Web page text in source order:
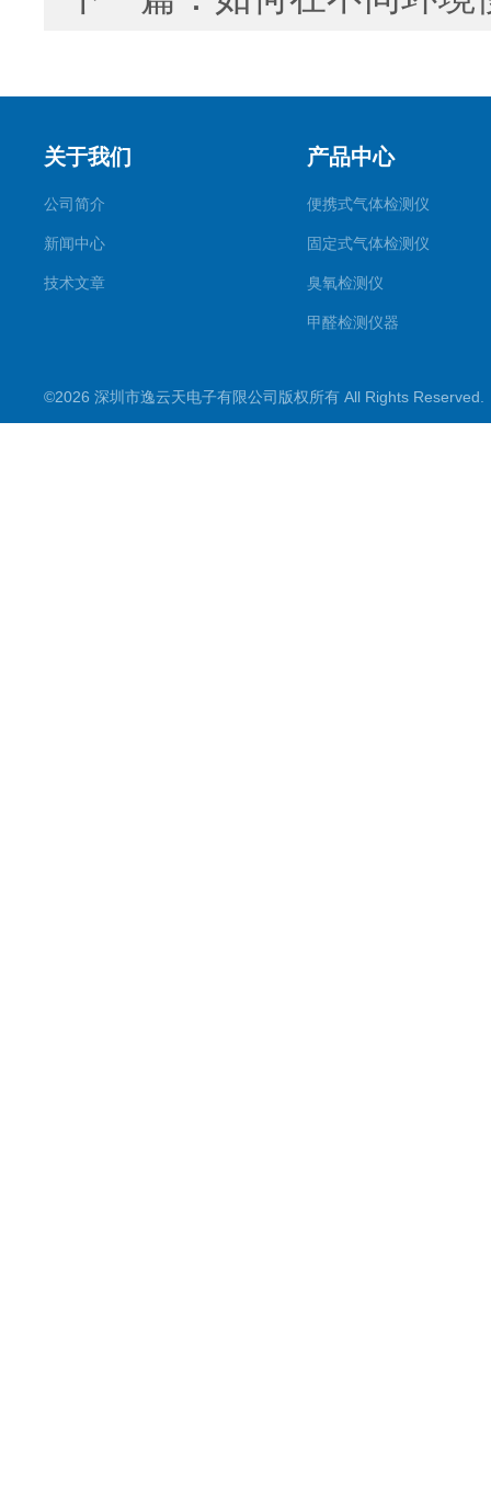
关于我们
公司简介
新闻中心
技术文章
产品中心
便携式气体检测仪
固定式气体检测仪
臭氧检测仪
甲醛检测仪器
气体报警控制主机
©2026 深圳市逸云天电子有限公司版权所有 All Rights